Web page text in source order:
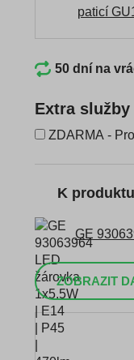
paticí
50 dní na
Extra služby
ZDARMA -
K
GE
ZOBRAZIT